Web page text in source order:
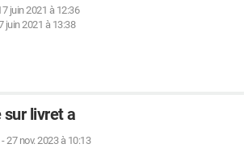
juin 2021 à 12:36
juin 2021 à 13:38
sur livret a
-27 nov. 2023 à 10:13